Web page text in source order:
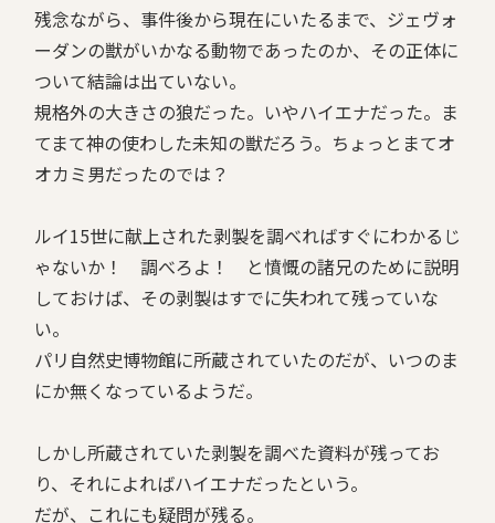
残念ながら、事件後から現在にいたるまで、ジェヴォ
ーダンの獣がいかなる動物であったのか、その正体に
ついて結論は出ていない。
規格外の大きさの狼だった。いやハイエナだった。ま
てまて神の使わした未知の獣だろう。ちょっとまてオ
オカミ男だったのでは？
ルイ15世に献上された剥製を調べればすぐにわかるじ
ゃないか！ 調べろよ！ と憤慨の諸兄のために説明
しておけば、その剥製はすでに失われて残っていな
い。
パリ自然史博物館に所蔵されていたのだが、いつのま
にか無くなっているようだ。
しかし所蔵されていた剥製を調べた資料が残ってお
り、それによればハイエナだったという。
だが、これにも疑問が残る。